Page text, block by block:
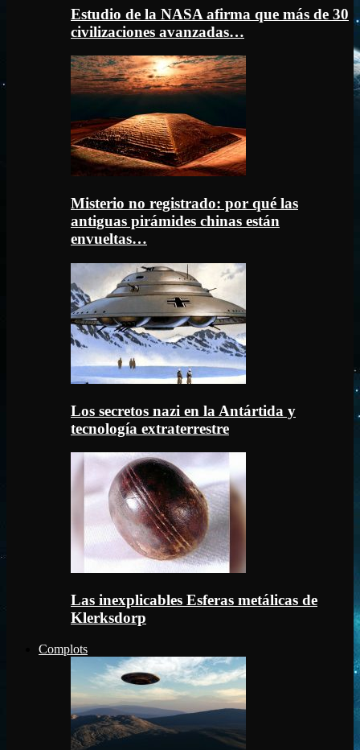
Estudio de la NASA afirma que más de 30
civilizaciones avanzadas…
Misterio no registrado: por qué las
antiguas pirámides chinas están
envueltas…
Los secretos nazi en la Antártida y
tecnología extraterrestre
Las inexplicables Esferas metálicas de
Klerksdorp
Complots